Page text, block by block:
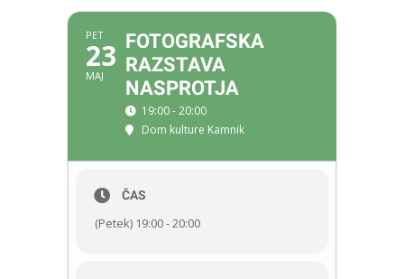
PET
23
MAJ
FOTOGRAFSKA
RAZSTAVA
NASPROTJA
19:00 - 20:00
Dom kulture Kamnik
ČAS
(Petek) 19:00 - 20:00